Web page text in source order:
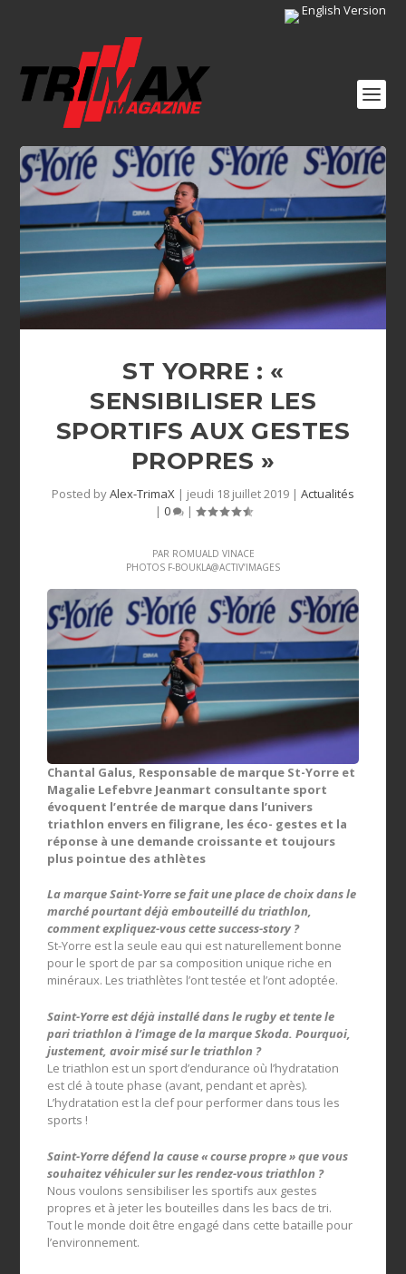
English Version
ST YORRE : «
SENSIBILISER LES
SPORTIFS AUX GESTES
PROPRES »
Posted byAlex-TrimaX | jeudi 18 juillet 2019 | Actualités
| 0 |
PAR ROMUALD VINACE
PHOTOS F-BOUKLA@ACTIV’IMAGES
Chantal Galus, Responsable de marque St-Yorre et
Magalie Lefebvre Jeanmart consultante sport
évoquent l’entrée de marque dans l’univers
triathlon envers en filigrane, les éco- gestes et la
réponse à une demande croissante et toujours
plus pointue des athlètes
La marque Saint-Yorre se fait une place de choix dans le
marché pourtant déjà embouteillé du triathlon,
comment expliquez-vous cette success-story ?
St-Yorre est la seule eau qui est naturellement bonne
pour le sport de par sa composition unique riche en
minéraux. Les triathlètes l’ont testée et l’ont adoptée.
Saint-Yorre est déjà installé dans le rugby et tente le
pari triathlon à l’image de la marque Skoda. Pourquoi,
justement, avoir misé sur le triathlon ?
Le triathlon est un sport d’endurance où l’hydratation
est clé à toute phase (avant, pendant et après).
L’hydratation est la clef pour performer dans tous les
sports !
Saint-Yorre défend la cause « course propre » que vous
souhaitez véhiculer sur les rendez-vous triathlon ?
Nous voulons sensibiliser les sportifs aux gestes
propres et à jeter les bouteilles dans les bacs de tri.
Tout le monde doit être engagé dans cette bataille pour
l’environnement.